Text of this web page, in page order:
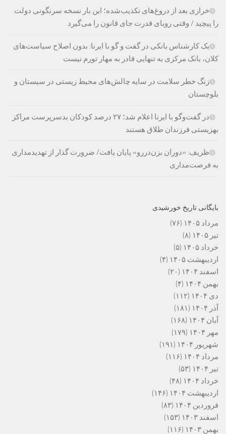
خرازی بعد از دروغ‌های تکذیب‌شده؛ این بار نسخه سرنگونی دولت
را پیچید / وقتی رویای قدرت جای قانون را می‌گیرد
یک کارشناس بانکی در گفت و گو با ایرنا: بدون اصلاح سیاست‌های
کلان، بانک مرکزی به تنهایی قادر به مهار تورم نیست
زنگ خطر سلامت در سایه چالش‌های محیط زیستی در سیستان و
بلوچستان
در گفت‌وگو با ایرنا اعلام شد؛ ۲۷ درصد کودکان بدسرپرست مراکز
بهزیستی فرزندان طلاق هستند
ظریف: «دوران بزن‌دررو» پایان یافت/ ضرورت گذار از تهدیدمداری
به فرصت‌مداری
بایگانی تاریخ خورشیدی
مرداد ۱۴۰۵
(۷۶)
تیر ۱۴۰۵
(۸)
خرداد ۱۴۰۵
(۵)
اردیبهشت ۱۴۰۵
(۴)
اسفند ۱۴۰۴
(۲۰)
بهمن ۱۴۰۴
(۴)
دی ۱۴۰۴
(۱۱۲)
آذر ۱۴۰۴
(۱۸۱)
آبان ۱۴۰۴
(۱۶۸)
مهر ۱۴۰۴
(۱۷۹)
شهریور ۱۴۰۴
(۱۹۱)
مرداد ۱۴۰۴
(۱۱۶)
تیر ۱۴۰۴
(۵۳)
خرداد ۱۴۰۴
(۴۸)
اردیبهشت ۱۴۰۴
(۱۴۶)
فروردین ۱۴۰۴
(۸۳)
اسفند ۱۴۰۳
(۱۵۳)
بهمن ۱۴۰۳
(۱۱۶)